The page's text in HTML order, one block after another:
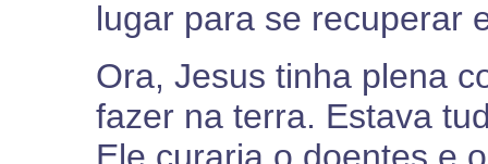
lugar para se recuperar
Ora, Jesus tinha plena
fazer na terra. Estava